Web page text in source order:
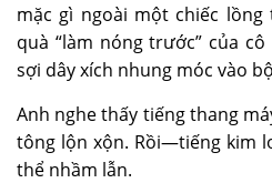
mặc gì ngoài một chiếc
quà “làm nóng trước” của
sợi dây xích nhung móc vào
Anh nghe thấy tiếng thang
tông lộn xộn. Rồi—tiếng kim
thể nhầm lẫn.